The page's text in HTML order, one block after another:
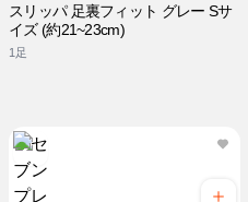
スリッパ 足裏フィット グレー Sサ
イズ (約21~23cm)
1足